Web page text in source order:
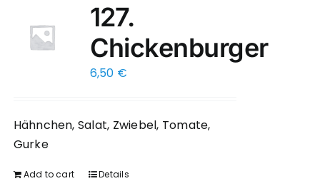
127.
Chickenburger
6,50 €
Hähnchen, Salat, Zwiebel, Tomate,
Gurke
Add to cart Details